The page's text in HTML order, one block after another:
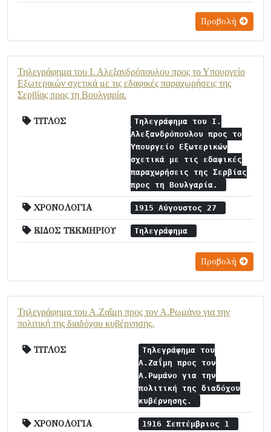
Προβολή
Τηλεγράφημα του Ι. Αλεξανδρόπουλου προς το Υπουργείο
Εξωτερικών σχετικά με τις εδαφικές παραχωρήσεις της
Σερβίας προς τη Βουλγαρία.
ΤΙΤΛΟΣ
Τηλεγράφημα του Ι.
Αλεξανδρόπουλου προς το
Υπουργείο Εξωτερικών
σχετικά με τις εδαφικές
παραχωρήσεις της Σερβίας
προς τη Βουλγαρία.
ΧΡΟΝΟΛΟΓΙΑ 1915 Αύγουστος 27
ΕΙΔΟΣ ΤΕΚΜΗΡΙΟΥ Τηλεγράφημα
Προβολή
Τηλεγράφημα του Α.Ζαΐμη προς τον Α.Ρωμάνο για την
πολιτική της διαδόχου κυβέρνησης.
ΤΙΤΛΟΣ
Τηλεγράφημα του
Α.Ζαΐμη προς τον
Α.Ρωμάνο για την
πολιτική της διαδόχου
κυβέρνησης.
ΧΡΟΝΟΛΟΓΙΑ 1916 Σεπτέμβριος 1